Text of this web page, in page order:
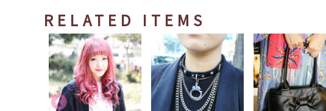
RELATED ITEMS